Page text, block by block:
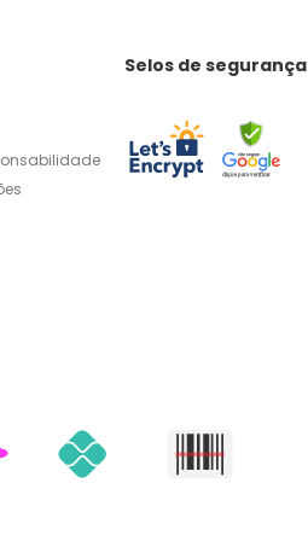
Selos de segurança